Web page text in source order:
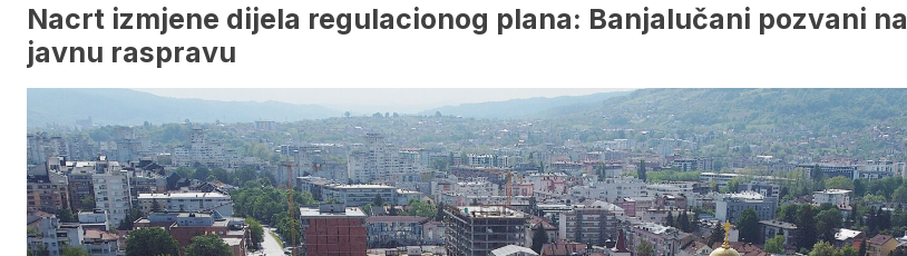
Nacrt izmjene dijela regulacionog plana: Banjalučani pozvani na
javnu raspravu